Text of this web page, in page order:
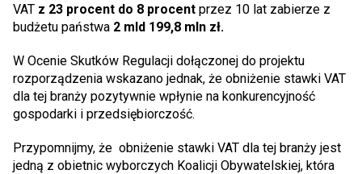
VAT z 23 procent do 8 procent przez 10 lat zabierze z
budżetu państwa 2 mld 199,8 mln zł.
W Ocenie Skutków Regulacji dołączonej do projektu
rozporządzenia wskazano jednak, że obniżenie stawki VAT
dla tej branży pozytywnie wpłynie na konkurencyjność
gospodarki i przedsiębiorczość.
Przypomnijmy, że obniżenie stawki VAT dla tej branży jest
jedną z obietnic wyborczych Koalicji Obywatelskiej, która